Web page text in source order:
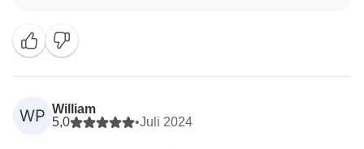
WP William
5,0
•Juli 2024